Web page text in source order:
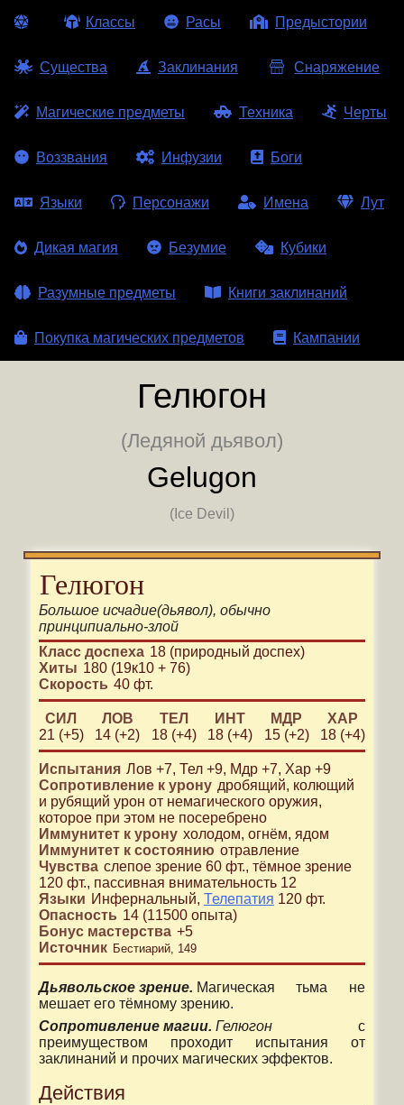
Классы Расы Предыстории
Существа Заклинания Снаряжение
Магические предметы Техника Черты
Воззвания Инфузии Боги
Языки Персонажи Имена Лут
Дикая магия Безумие Кубики
Разумные предметы Книги заклинаний
Покупка магических предметов Кампании
Гелюгон
(Ледяной дьявол)
Gelugon
(Ice Devil)
Гелюгон
Большое исчадие(дьявол), обычно
принципиально-злой
Класс доспеха 18 (природный доспех)
Хиты 180 (19к10 + 76)
Скорость 40 фт.
СИЛ
21 (+5)
ЛОВ
14 (+2)
ТЕЛ
18 (+4)
ИНТ
18 (+4)
МДР
15 (+2)
ХАР
18 (+4)
Испытания Лов +7, Тел +9, Мдр +7, Хар +9
Сопротивление к урону дробящий, колющий
и рубящий урон от немагического оружия,
которое при этом не посеребрено
Иммунитет к урону холодом, огнём, ядом
Иммунитет к состоянию отравление
Чувства слепое зрение 60 фт., тёмное зрение
120 фт., пассивная внимательность 12
Языки Инфернальный, Телепатия 120 фт.
Опасность 14(11500опыта)
Бонус мастерства +5
Источник Бестиарий, 149
Дьявольское зрение. Магическая тьма не
мешает его тёмному зрению.
Сопротивление магии. Гелюгонс
преимуществом проходит испытания от
заклинаний и прочих магических эффектов.
Действия